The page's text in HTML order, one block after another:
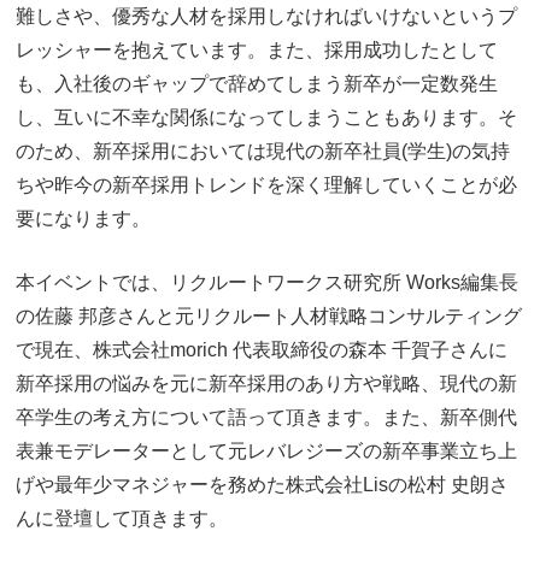
難しさや、優秀な人材を採用しなければいけないというプ
レッシャーを抱えています。また、採用成功したとして
も、入社後のギャップで辞めてしまう新卒が一定数発生
し、互いに不幸な関係になってしまうこともあります。そ
のため、新卒採用においては現代の新卒社員(学生)の気持
ちや昨今の新卒採用トレンドを深く理解していくことが必
要になります。
本イベントでは、リクルートワークス研究所 Works編集長
の佐藤 邦彦さんと元リクルート人材戦略コンサルティング
で現在、株式会社morich 代表取締役の森本 千賀子さんに
新卒採用の悩みを元に新卒採用のあり方や戦略、現代の新
卒学生の考え方について語って頂きます。また、新卒側代
表兼モデレーターとして元レバレジーズの新卒事業立ち上
げや最年少マネジャーを務めた株式会社Lisの松村 史朗さ
んに登壇して頂きます。